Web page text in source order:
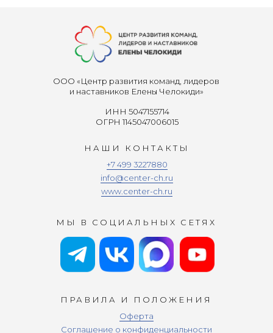
+7 499 3227880
info@center-ch.ru
www.center-ch.ru
МЫ В СОЦИАЛЬНЫХ СЕТЯХ
ПРАВИЛА И ПОЛОЖЕНИЯ
НАШИ КОНТАКТЫ
ИНН 5047155714
ОГРН 1145047006015
Оферта
Соглашение о конфиденциальности
ООО «Центр развития команд, лидеров
и наставников Елены Челокиди»